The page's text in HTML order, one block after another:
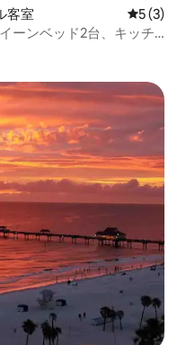
客室 レビュー
5 (3)
ーンベッド2台、キッチ